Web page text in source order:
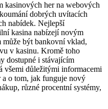
kasinových her na webových
dobrých uvítacích
nabídek. Nejlepší
kasina nabízejí novým
může být bankovní vklad,
v kasinu. Kromě toho
dostupné i stávajícím
všemi důležitými informacemi
o tom, jak funguje nový
různé procentní systémy,